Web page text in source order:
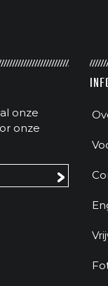
onze
onze